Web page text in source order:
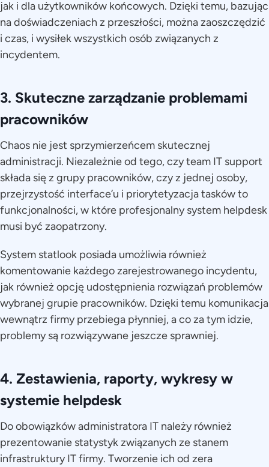
jak i dla użytkowników końcowych. Dzięki temu, bazując
na doświadczeniach z przeszłości, można zaoszczędzić
i czas, i wysiłek wszystkich osób związanych z
incydentem.
3. Skuteczne zarządzanie problemami
pracowników
Chaos nie jest sprzymierzeńcem skutecznej
administracji. Niezależnie od tego, czy team IT support
składa się z grupy pracowników, czy z jednej osoby,
przejrzystość interface’u i priorytetyzacja tasków to
funkcjonalności, w które profesjonalny system helpdesk
musi być zaopatrzony.
System statlook posiada umożliwia również
komentowanie każdego zarejestrowanego incydentu,
jak również opcję udostępnienia rozwiązań problemów
wybranej grupie pracowników. Dzięki temu komunikacja
wewnątrz firmy przebiega płynniej, a co za tym idzie,
problemy są rozwiązywane jeszcze sprawniej.
4. Zestawienia, raporty, wykresy w
systemie helpdesk
Do obowiązków administratora IT należy również
prezentowanie statystyk związanych ze stanem
infrastruktury IT firmy. Tworzenie ich od zera